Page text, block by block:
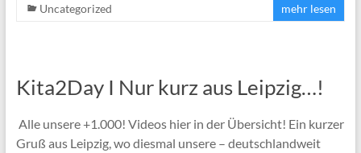
Uncategorized
mehr lesen
Kita2Day I Nur kurz aus Leipzig…!
Alle unsere +1.000! Videos hier in der Übersicht! Ein kurzer
Gruß aus Leipzig, wo diesmal unsere – deutschlandweit